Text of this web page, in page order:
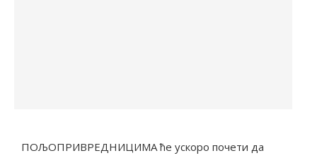
ПОЉОПРИВРЕДНИЦИМА ће ускоро почети да